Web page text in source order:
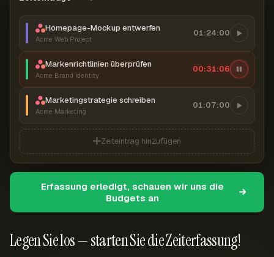
Legen Sie los — starten Sie die Zeiterfassung!
Homepage-Mockup entwerfen
Acme Web Project
01:24:00
Markenrichtlinien überprüfen
Acme Brand Identity
00:31:07
Marketingstrategie schreiben
Acme Marketing
01:07:00
Zeiteintrag hinzufügen
Erfassung erledigt, schauen wir uns die
Budgets an